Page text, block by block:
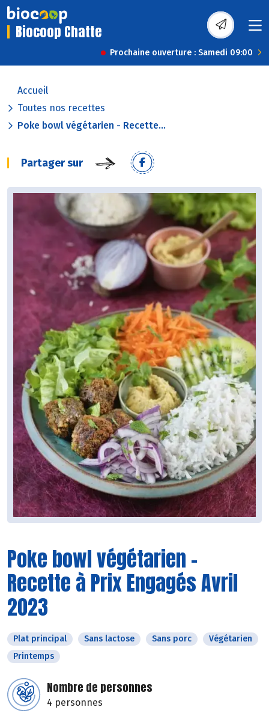
Biocoop Chatte
Prochaine ouverture : Samedi 09:00
Accueil
Toutes nos recettes
Poke bowl végétarien - Recette...
Partager sur
Poke bowl végétarien -
Recette à Prix Engagés Avril
2023
Plat principal Sans lactose Sans porc
Végétarien
Printemps
Nombre de personnes
4 personnes